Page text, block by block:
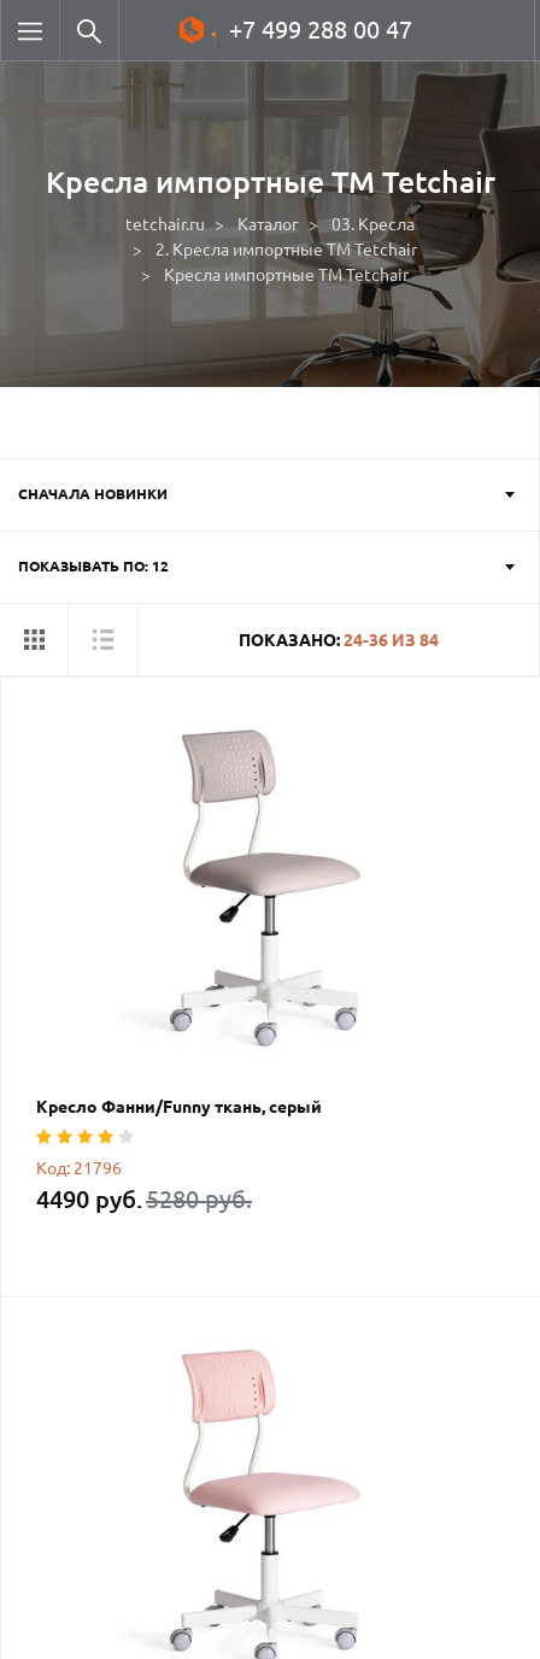
+7 499 288 00 47
Кресла импортные ТМ Tetchair
tetchair.ru Каталог
03. Кресла
2. Кресла импортные ТМ Tetchair
Кресла импортные ТМ Tetchair
СНАЧАЛА НОВИНКИ
ПОКАЗЫВАТЬ ПО: 12
ПОКАЗАНО:24-36ИЗ 84
Кресло Фанни/Funny ткань, серый
Код: 21796
4490 руб.5280 руб.